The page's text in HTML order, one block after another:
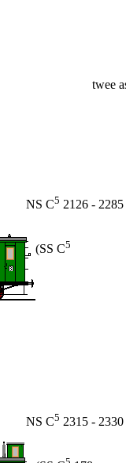
twee
NS C5 2126 - 2285
(SS C5
NS C5 2315 - 2330